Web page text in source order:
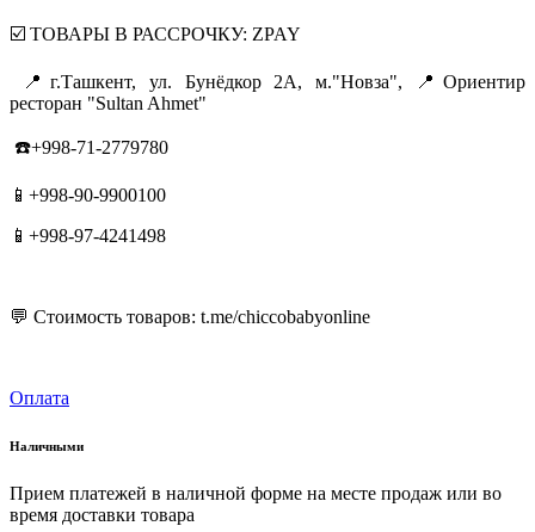
☑️ ТОВАРЫ В РАССРОЧКУ: ZPAY
📍г.Ташкент, ул. Бунёдкор 2А, м."Новза", 📍Ориентир
ресторан "Sultan Ahmet"
☎️+998-71-2779780
📱+998-90-9900100
📱+998-97-4241498
💬 Стоимость товаров: t.me/chiccobabyonline
Оплата
Наличными
Прием платежей в наличной форме на месте продаж или во
время доставки товара